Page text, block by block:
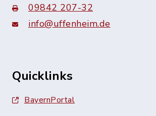
09842 207-32
info@uffenheim.de
Quicklinks
BayernPortal